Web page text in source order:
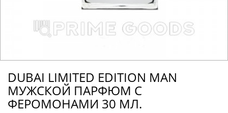
DUBAI LIMITED EDITION MAN
МУЖСКОЙ ПАРФЮМ С
ФЕРОМОНАМИ 30 МЛ.